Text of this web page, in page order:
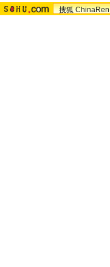
搜狐 ChinaRen